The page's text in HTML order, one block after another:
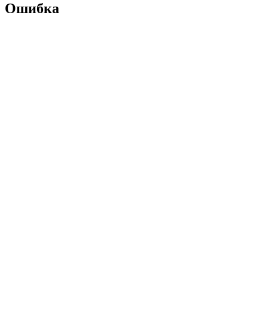
Ошибка